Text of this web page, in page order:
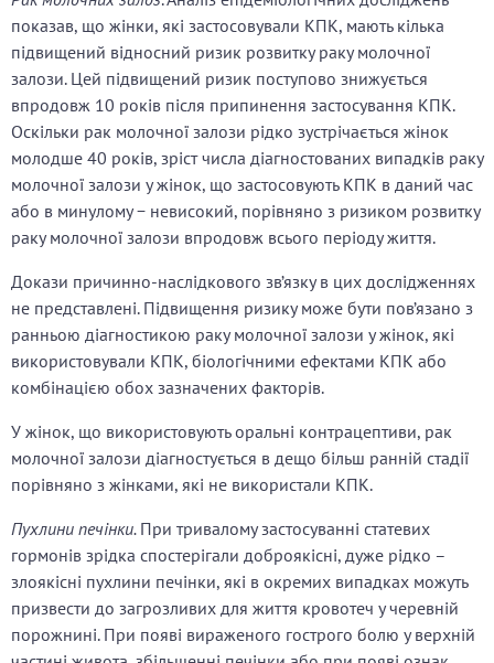
показав, що жінки, які застосовували КПК, мають кілька
підвищений відносний ризик розвитку раку молочної
залози. Цей підвищений ризик поступово знижується
впродовж 10 років після припинення застосування КПК.
Оскільки рак молочної залози рідко зустрічається жінок
молодше 40 років, зріст числа діагностованих випадків раку
молочної залози у жінок, що застосовують КПК в даний час
або в минулому − невисокий, порівняно з ризиком розвитку
раку молочної залози впродовж всього періоду життя.
Докази причинно-наслідкового зв’язку в цих дослідженнях
не представлені. Підвищення ризику може бути пов’язано з
ранньою діагностикою раку молочної залози у жінок, які
використовували КПК, біологічними ефектами КПК або
комбінацією обох зазначених факторів.
У жінок, що використовують оральні контрацептиви, рак
молочної залози діагностується в дещо більш ранній стадії
порівняно з жінками, які не використали КПК.
Пухлини печінки. При тривалому застосуванні статевих
гормонів зрідка спостерігали доброякісні, дуже рідко –
злоякісні пухлини печінки, які в окремих випадках можуть
призвести до загрозливих для життя кровотеч у черевній
порожнині. При появі вираженого гострого болю у верхній